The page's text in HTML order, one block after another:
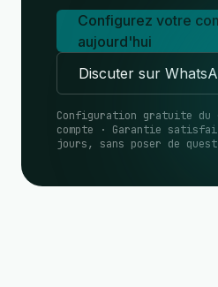
Configurez votre
aujourd'hui
Discuter sur
Configuration gratuite du
compte · Garantie
jours, sans poser de